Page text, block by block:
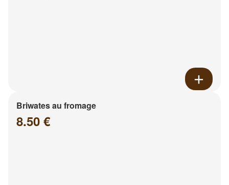
Briwates au fromage
8.50 €